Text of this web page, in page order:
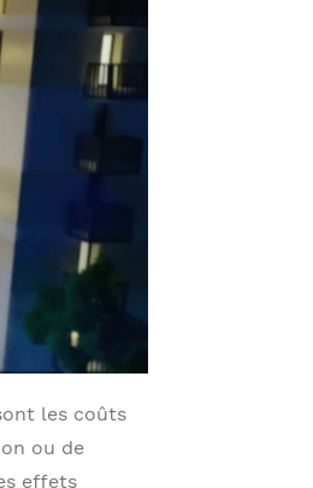
les coûts
ou de
effets